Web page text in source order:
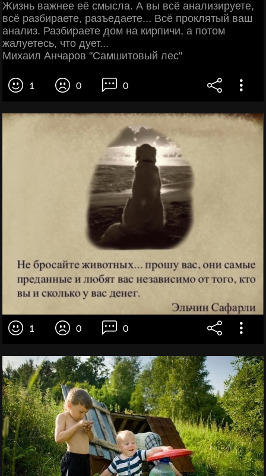
Жизнь важнее её смысла. А вы всё анализируете,
всё разбираете, разъедаете... Всё проклятый ваш
анализ. Разбираете дом на кирпичи, а потом
жалуетесь, что дует...
Михаил Анчаров "Самшитовый лес"
1 0 0
1 0 0